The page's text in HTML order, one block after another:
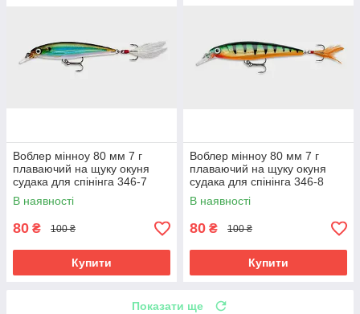
Воблер мінноу 80 мм 7 г
плаваючий на щуку окуня
судака для спінінга 346-7
В наявності
80 ₴ 100 ₴
Купити
Воблер мінноу 80 мм 7 г
плаваючий на щуку окуня
судака для спінінга 346-8
В наявності
80 ₴ 100 ₴
Купити
Показати ще